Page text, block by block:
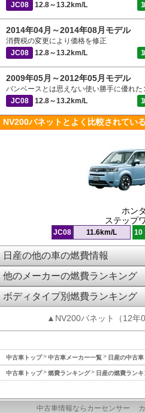
JC08
12.8～13.2km/L
2014年04月～2014年08月モデル
消費税の変更により価格を修正
JC08
12.8～13.2km/L
2009年05月～2012年05月モデル
バンベースとは思えない使い勝手に優れた
JC08
12.8～13.2km/L
NV200バネットとよく比較されてい
ホン
ステップ
JC08 11.6km/L 10
日産の他の車の燃費情報
他のメーカーの燃費ランキング
ボディタイプ別燃費ランキング
▲NV200バネット（12年
中古車トップ 中古車メーカー一覧 日産の中古車
中古車トップ 燃費ランキング 日産の燃費ラン
中古車情報ならカーセンサー